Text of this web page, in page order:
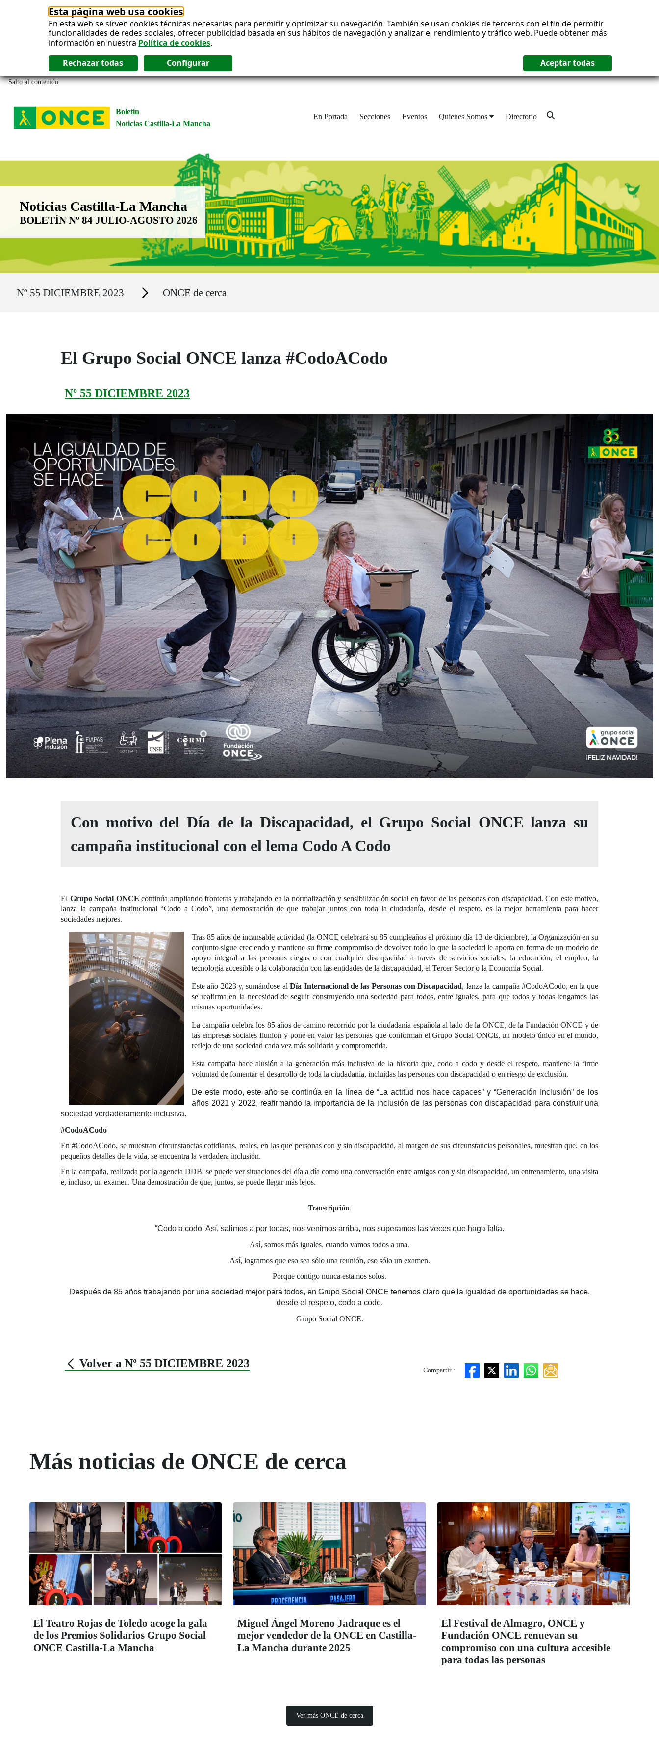
Esta página web usa cookies
En esta web se sirven cookies técnicas necesarias para permitir y optimizar su navegación. También se usan cookies de terceros con el fin de permitir
funcionalidades de redes sociales, ofrecer publicidad basada en sus hábitos de navegación y analizar el rendimiento y tráfico web. Puede obtener más
información en nuestra Política de cookies.
Salto al contenido
Boletín
Noticias Castilla-La Mancha
En Portada Secciones Eventos Quienes Somos Directorio
Boletín Noticias Castilla-La Mancha
Noticias Castilla-La Mancha
BOLETÍN Nº 84 JULIO-AGOSTO 2026
Nº 55 DICIEMBRE 2023 Secciones ONCE de cerca
El Grupo Social ONCE lanza #CodoACodo
Nº 55 DICIEMBRE 2023
Con motivo del Día de la Discapacidad, el Grupo Social ONCE lanza su
campaña institucional con el lema Codo A Codo
El Grupo Social ONCE continúa ampliando fronteras y trabajando en la normalización y sensibilización social en favor de las personas con discapacidad. Con este motivo,
lanza la campaña institucional “Codo a Codo”, una demostración de que trabajar juntos con toda la ciudadanía, desde el respeto, es la mejor herramienta para hacer
sociedades mejores.
Tras 85 años de incansable actividad (la ONCE celebrará su 85 cumpleaños el próximo día 13 de diciembre), la Organización en su
conjunto sigue creciendo y mantiene su firme compromiso de devolver todo lo que la sociedad le aporta en forma de un modelo de
apoyo integral a las personas ciegas o con cualquier discapacidad a través de servicios sociales, la educación, el empleo, la
tecnología accesible o la colaboración con las entidades de la discapacidad, el Tercer Sector o la Economía Social.
Este año 2023 y, sumándose alDía Internacional de las Personas con Discapacidad, lanza la campaña #CodoACodo, en la que
se reafirma en la necesidad de seguir construyendo una sociedad para todos, entre iguales, para que todos y todas tengamos las
mismas oportunidades.
La campaña celebra los 85 años de camino recorrido por la ciudadanía española al lado de la ONCE, de la Fundación ONCE y de
las empresas sociales Ilunion y pone en valor las personas que conforman el Grupo Social ONCE, un modelo único en el mundo,
reflejo de una sociedad cada vez más solidaria y comprometida.
Esta campaña hace alusión a la generación más inclusiva de la historia que, codo a codo y desde el respeto, mantiene la firme
voluntad de fomentar el desarrollo de toda la ciudadanía, incluidas las personas con discapacidad o en riesgo de exclusión.
De este modo, este año se continúa en la línea de “La actitud nos hace capaces” y “Generación Inclusión” de los
años 2021 y 2022, reafirmando la importancia de la inclusión de las personas con discapacidad para construir una
sociedad verdaderamente inclusiva.
#CodoACodo
En #CodoACodo, se muestran circunstancias cotidianas, reales, en las que personas con y sin discapacidad, al margen de sus circunstancias personales, muestran que, en los
pequeños detalles de la vida, se encuentra la verdadera inclusión.
En la campaña, realizada por la agencia DDB, se puede ver situaciones del día a día como una conversación entre amigos con y sin discapacidad, un entrenamiento, una visita
e, incluso, un examen. Una demostración de que, juntos, se puede llegar más lejos.
Transcripción:
“Codo a codo. Así, salimos a por todas, nos venimos arriba, nos superamos las veces que haga falta.
Así, somos más iguales, cuando vamos todos a una.
Así, logramos que eso sea sólo una reunión, eso sólo un examen.
Porque contigo nunca estamos solos.
Después de 85 años trabajando por una sociedad mejor para todos, en Grupo Social ONCE tenemos claro que la igualdad de oportunidades se hace,
desde el respeto, codo a codo.
Grupo Social ONCE.
Volver a Nº 55 DICIEMBRE 2023
Compartir :
Más noticias de ONCE de cerca
El Teatro Rojas de Toledo acoge la gala
de los Premios Solidarios Grupo Social
ONCE Castilla-La Mancha
Miguel Ángel Moreno Jadraque es el
mejor vendedor de la ONCE en Castilla-
La Mancha durante 2025
El Festival de Almagro, ONCE y
Fundación ONCE renuevan su
compromiso con una cultura accesible
para todas las personas
Ver más ONCE de cerca